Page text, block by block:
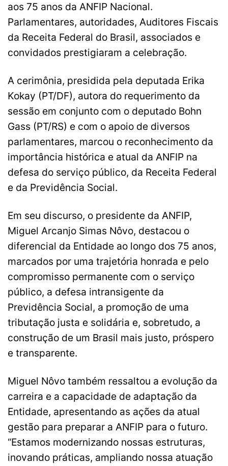
aos 75 anos da ANFIP Nacional.
Parlamentares, autoridades, Auditores Fiscais
da Receita Federal do Brasil, associados e
convidados prestigiaram a celebração.
A cerimônia, presidida pela deputada Erika
Kokay (PT/DF), autora do requerimento da
sessão em conjunto com o deputado Bohn
Gass (PT/RS) e com o apoio de diversos
parlamentares, marcou o reconhecimento da
importância histórica e atual da ANFIP na
defesa do serviço público, da Receita Federal
e da Previdência Social.
Em seu discurso, o presidente da ANFIP,
Miguel Arcanjo Simas Nôvo, destacou o
diferencial da Entidade ao longo dos 75 anos,
marcados por uma trajetória honrada e pelo
compromisso permanente com o serviço
público, a defesa intransigente da
Previdência Social, a promoção de uma
tributação justa e solidária e, sobretudo, a
construção de um Brasil mais justo, próspero
e transparente.
Miguel Nôvo também ressaltou a evolução da
carreira e a capacidade de adaptação da
Entidade, apresentando as ações da atual
gestão para preparar a ANFIP para o futuro.
“Estamos modernizando nossas estruturas,
inovando práticas, ampliando nossa atuação